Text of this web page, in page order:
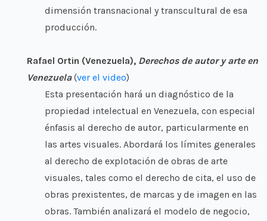
dimensión transnacional y transcultural de esa
producción.
Rafael Ortin (Venezuela), Derechos de autor y arte en
Venezuela(ver el video)
Esta presentación hará un diagnóstico de la
propiedad intelectual en Venezuela, con especial
énfasis al derecho de autor, particularmente en
las artes visuales. Abordará los límites generales
al derecho de explotación de obras de arte
visuales, tales como el derecho de cita, el uso de
obras prexistentes, de marcas y de imagen en las
obras. También analizará el modelo de negocio,